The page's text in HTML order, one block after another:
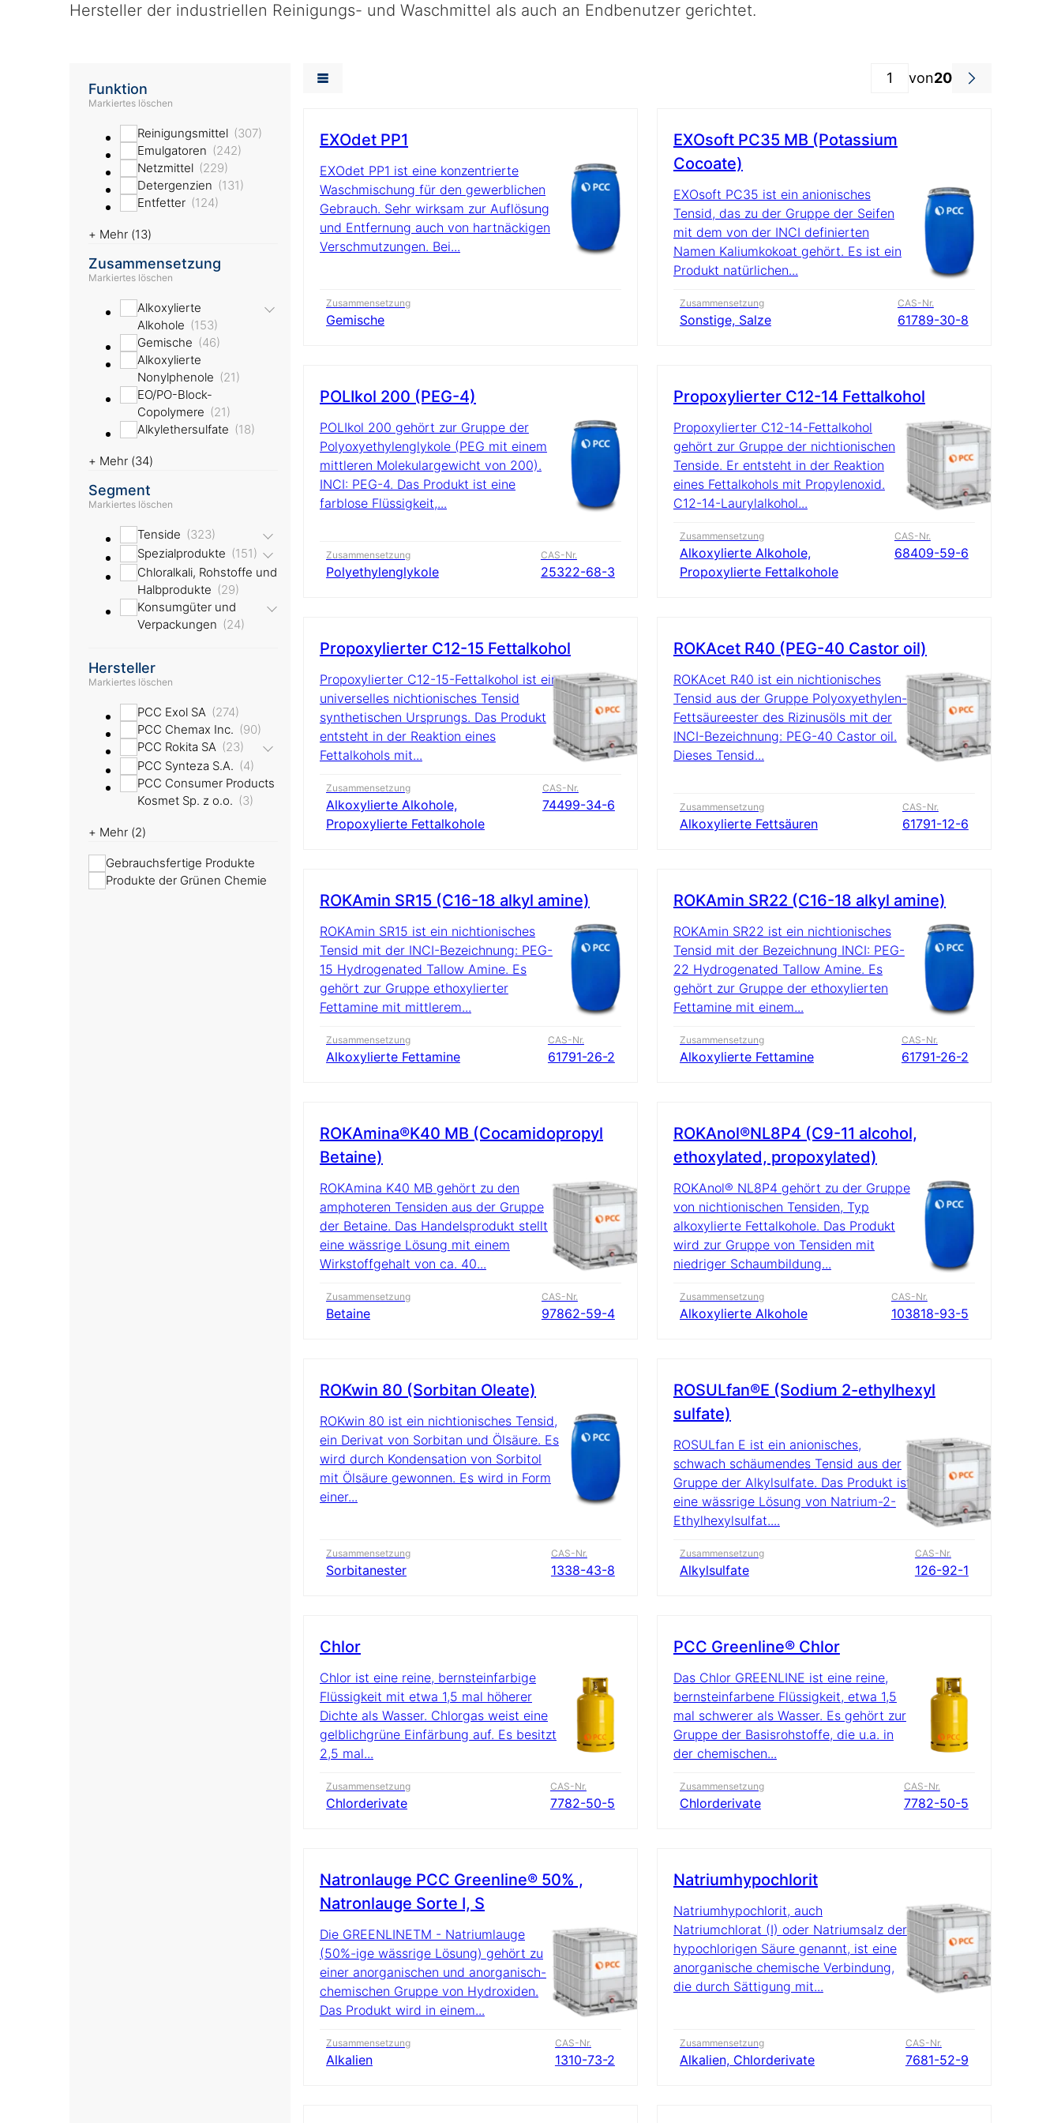
Hersteller der industriellen Reinigungs- und Waschmittel als auch an Endbenutzer gerichtet.
Funktion
Markiertes löschen
Reinigungsmittel
307
Emulgatoren
242
Netzmittel
229
Detergenzien
131
Entfetter
124
+ Mehr (13)
Zusammensetzung
Markiertes löschen
Alkoxylierte
Alkohole
153
Gemische
46
Alkoxylierte
Nonylphenole
21
EO/PO-Block-
Copolymere
21
Alkylethersulfate
18
+ Mehr (34)
Segment
Markiertes löschen
Tenside
323
Spezialprodukte
151
Chloralkali, Rohstoffe und
Halbprodukte
29
Konsumgüter und
Verpackungen
24
Hersteller
Markiertes löschen
PCC Exol SA
274
PCC Chemax Inc.
90
PCC Rokita SA
23
PCC Synteza S.A.
4
PCC Consumer Products
Kosmet Sp. z o.o.
3
+ Mehr (2)
Gebrauchsfertige Produkte
Produkte der Grünen Chemie
von20
EXOdet PP1
EXOdet PP1 ist eine konzentrierte
Waschmischung für den gewerblichen
Gebrauch. Sehr wirksam zur Auflösung
und Entfernung auch von hartnäckigen
Verschmutzungen. Bei...
Zusammensetzung
Gemische
EXOsoft PC35 MB (Potassium
Cocoate)
EXOsoft PC35 ist ein anionisches
Tensid, das zu der Gruppe der Seifen
mit dem von der INCI definierten
Namen Kaliumkokoat gehört. Es ist ein
Produkt natürlichen...
Zusammensetzung
Sonstige, Salze
CAS-Nr.
61789-30-8
POLIkol 200 (PEG-4)
POLIkol 200 gehört zur Gruppe der
Polyoxyethylenglykole (PEG mit einem
mittleren Molekulargewicht von 200).
INCI: PEG-4. Das Produkt ist eine
farblose Flüssigkeit,...
Zusammensetzung
Polyethylenglykole
CAS-Nr.
25322-68-3
Propoxylierter C12-14 Fettalkohol
Propoxylierter C12-14-Fettalkohol
gehört zur Gruppe der nichtionischen
Tenside. Er entsteht in der Reaktion
eines Fettalkohols mit Propylenoxid.
C12-14-Laurylalkohol...
Zusammensetzung
Alkoxylierte Alkohole,
Propoxylierte Fettalkohole
CAS-Nr.
68409-59-6
Propoxylierter C12-15 Fettalkohol
Propoxylierter C12-15-Fettalkohol ist ein
universelles nichtionisches Tensid
synthetischen Ursprungs. Das Produkt
entsteht in der Reaktion eines
Fettalkohols mit...
Zusammensetzung
Alkoxylierte Alkohole,
Propoxylierte Fettalkohole
CAS-Nr.
74499-34-6
ROKAcet R40 (PEG-40 Castor oil)
ROKAcet R40 ist ein nichtionisches
Tensid aus der Gruppe Polyoxyethylen-
Fettsäureester des Rizinusöls mit der
INCI-Bezeichnung: PEG-40 Castor oil.
Dieses Tensid...
Zusammensetzung
Alkoxylierte Fettsäuren
CAS-Nr.
61791-12-6
ROKAmin SR15 (C16-18 alkyl amine)
ROKAmin SR15 ist ein nichtionisches
Tensid mit der INCI-Bezeichnung: PEG-
15 Hydrogenated Tallow Amine. Es
gehört zur Gruppe ethoxylierter
Fettamine mit mittlerem...
Zusammensetzung
Alkoxylierte Fettamine
CAS-Nr.
61791-26-2
ROKAmin SR22 (C16-18 alkyl amine)
ROKAmin SR22 ist ein nichtionisches
Tensid mit der Bezeichnung INCI: PEG-
22 Hydrogenated Tallow Amine. Es
gehört zur Gruppe der ethoxylierten
Fettamine mit einem...
Zusammensetzung
Alkoxylierte Fettamine
CAS-Nr.
61791-26-2
ROKAmina®K40 MB (Cocamidopropyl
Betaine)
ROKAmina K40 MB gehört zu den
amphoteren Tensiden aus der Gruppe
der Betaine. Das Handelsprodukt stellt
eine wässrige Lösung mit einem
Wirkstoffgehalt von ca. 40...
Zusammensetzung
Betaine
CAS-Nr.
97862-59-4
ROKAnol®NL8P4 (C9-11 alcohol,
ethoxylated, propoxylated)
ROKAnol® NL8P4 gehört zu der Gruppe
von nichtionischen Tensiden, Typ
alkoxylierte Fettalkohole. Das Produkt
wird zur Gruppe von Tensiden mit
niedriger Schaumbildung...
Zusammensetzung
Alkoxylierte Alkohole
CAS-Nr.
103818-93-5
ROKwin 80 (Sorbitan Oleate)
ROKwin 80 ist ein nichtionisches Tensid,
ein Derivat von Sorbitan und Ölsäure. Es
wird durch Kondensation von Sorbitol
mit Ölsäure gewonnen. Es wird in Form
einer...
Zusammensetzung
Sorbitanester
CAS-Nr.
1338-43-8
ROSULfan®E (Sodium 2-ethylhexyl
sulfate)
ROSULfan E ist ein anionisches,
schwach schäumendes Tensid aus der
Gruppe der Alkylsulfate. Das Produkt ist
eine wässrige Lösung von Natrium-2-
Ethylhexylsulfat....
Zusammensetzung
Alkylsulfate
CAS-Nr.
126-92-1
Chlor
Chlor ist eine reine, bernsteinfarbige
Flüssigkeit mit etwa 1,5 mal höherer
Dichte als Wasser. Chlorgas weist eine
gelblichgrüne Einfärbung auf. Es besitzt
2,5 mal...
Zusammensetzung
Chlorderivate
CAS-Nr.
7782-50-5
PCC Greenline® Chlor
Das Chlor GREENLINE ist eine reine,
bernsteinfarbene Flüssigkeit, etwa 1,5
mal schwerer als Wasser. Es gehört zur
Gruppe der Basisrohstoffe, die u.a. in
der chemischen...
Zusammensetzung
Chlorderivate
CAS-Nr.
7782-50-5
Natronlauge PCC Greenline® 50% ,
Natronlauge Sorte I, S
Die GREENLINETM - Natriumlauge
(50%-ige wässrige Lösung) gehört zu
einer anorganischen und anorganisch-
chemischen Gruppe von Hydroxiden.
Das Produkt wird in einem...
Zusammensetzung
Alkalien
CAS-Nr.
1310-73-2
Natriumhypochlorit
Natriumhypochlorit, auch
Natriumchlorat (I) oder Natriumsalz der
hypochlorigen Säure genannt, ist eine
anorganische chemische Verbindung,
die durch Sättigung mit...
Zusammensetzung
Alkalien, Chlorderivate
CAS-Nr.
7681-52-9